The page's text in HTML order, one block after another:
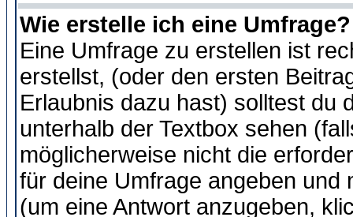
Wie erstelle ich eine Umfrage?
Eine Umfrage zu erstellen ist
erstellst, (oder den ersten
Erlaubnis dazu hast) solltest du
unterhalb der Textbox sehen
möglicherweise nicht die
für deine Umfrage angeben und
(um eine Antwort anzugeben,